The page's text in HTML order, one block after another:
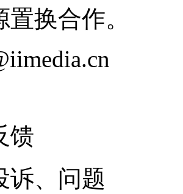
换合作。
馈
诉、问题